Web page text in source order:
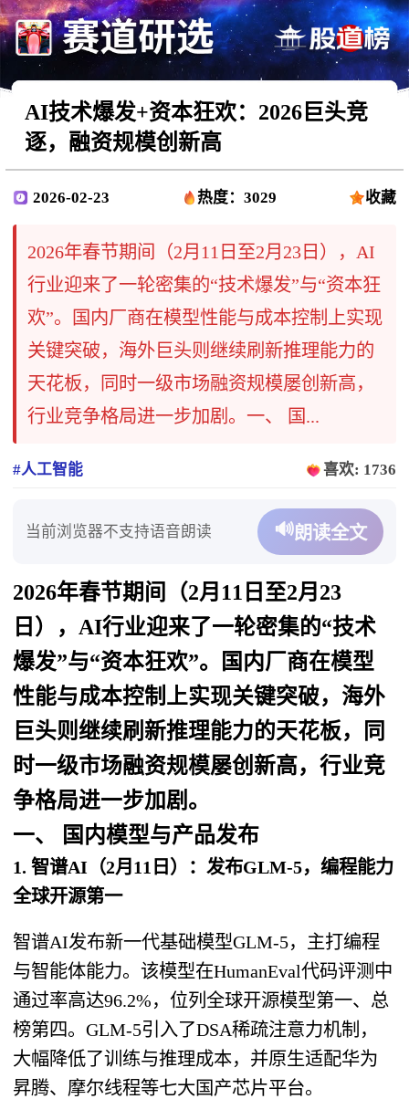
AI技术爆发+资本狂欢：2026巨头竞
逐，融资规模创新高
2026-02-23 热度：3029 收藏
2026年春节期间（2月11日至2月23日），AI
行业迎来了一轮密集的“技术爆发”与“资本狂
欢”。国内厂商在模型性能与成本控制上实现
关键突破，海外巨头则继续刷新推理能力的
天花板，同时一级市场融资规模屡创新高，
行业竞争格局进一步加剧。一、 国...
#人工智能 喜欢: 1736
当前浏览器不支持语音朗读 🔊朗读全文
2026年春节期间（2月11日至2月23
日），AI行业迎来了一轮密集的“技术
爆发”与“资本狂欢”。国内厂商在模型
性能与成本控制上实现关键突破，海外
巨头则继续刷新推理能力的天花板，同
时一级市场融资规模屡创新高，行业竞
争格局进一步加剧。
一、 国内模型与产品发布
1. 智谱AI（2月11日）：发布GLM-5，编程能力
全球开源第一
智谱AI发布新一代基础模型GLM-5，主打编程
与智能体能力。该模型在HumanEval代码评测中
通过率高达96.2%，位列全球开源模型第一、总
榜第四。GLM-5引入了DSA稀疏注意力机制，
大幅降低了训练与推理成本，并原生适配华为
昇腾、摩尔线程等七大国产芯片平台。